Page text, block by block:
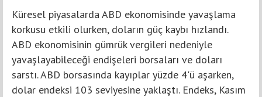
Küresel piyasalarda ABD ekonomisinde yavaşlama
korkusu etkili olurken, doların güç kaybı hızlandı.
ABD ekonomisinin gümrük vergileri nedeniyle
yavaşlayabileceği endişeleri borsaları ve doları
sarstı. ABD borsasında kayıplar yüzde 4'ü aşarken,
dolar endeksi 103 seviyesine yaklaştı. Endeks, Kasım